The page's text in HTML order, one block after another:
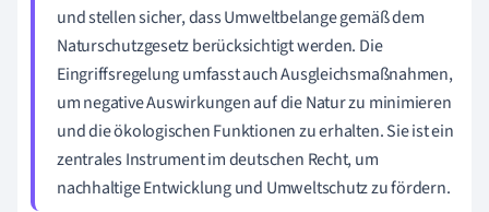
und stellen sicher, dass Umweltbelange gemäß dem
Naturschutzgesetz berücksichtigt werden. Die
Eingriffsregelung umfasst auch Ausgleichsmaßnahmen,
um negative Auswirkungen auf die Natur zu minimieren
und die ökologischen Funktionen zu erhalten. Sie ist ein
zentrales Instrument im deutschen Recht, um
nachhaltige Entwicklung und Umweltschutz zu fördern.